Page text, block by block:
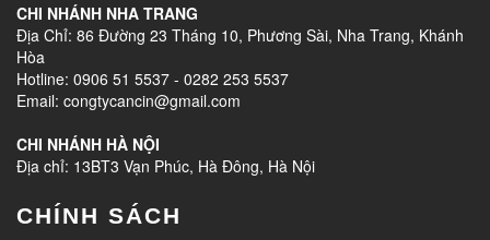
CHI NHÁNH NHA TRANG
Địa Chỉ: 86 Đường 23 Tháng 10, Phương Sài, Nha Trang, Khánh
Hòa
Hotline: 0906 51 5537 - 0282 253 5537
Email: congtycancin@gmail.com
CHI NHÁNH HÀ NỘI
Địa chỉ: 13BT3 Vạn Phúc, Hà Đông, Hà Nội
CHÍNH SÁCH